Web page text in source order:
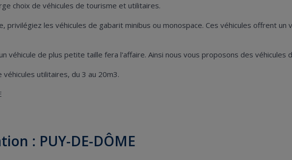
choix de véhicules de tourisme et utilitaires.
privilégiez les véhicules de gabarit minibus ou monospace. Ces véhicules offrent
véhicule de plus petite taille fera l'affaire. Ainsi nous vous proposons des véhicules
utilitaires, du 3 au 20m3.
: PUY-DE-DÔME